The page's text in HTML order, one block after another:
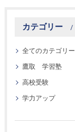
カテゴリー
全てのカテゴリー
鷹取 学習塾
高校受験
学力アップ